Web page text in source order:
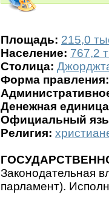
Площадь: 215,0
Население: 767,2
Столица:
Форма правления:
Денежная
Официальный
Религия:
Законодательная
парламент).